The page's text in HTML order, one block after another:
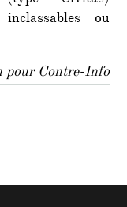
ou
pour Contre-Info